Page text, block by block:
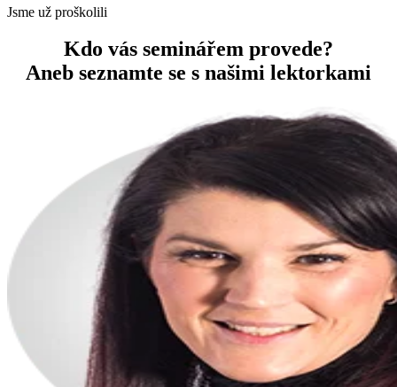
Jsme už proškolili
Kdo vás seminářem provede?
Aneb seznamte se s našimi lektorkami